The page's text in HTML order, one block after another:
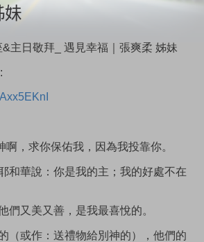
妹
主日敬拜_ 遇見幸福｜張爽柔 姊妹
啊，求你保佑我，因為我投靠你。
和華說：你是我的主；我的好處不在
們又美又善，是我最喜悅的。
（或作：送禮物給別神的），他們的